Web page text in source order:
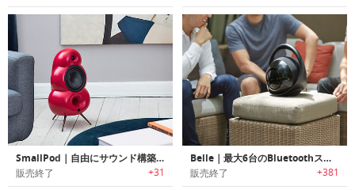
SmallPod｜自由にサウンド構築が可能なユニークデザインBluetoothスピーカー
販売終了 +31
Belle｜最大6台のBluetoothスピーカーと同時接続可能なサウンドハブBluetoothスピーカー「ベレ」
販売終了 +381